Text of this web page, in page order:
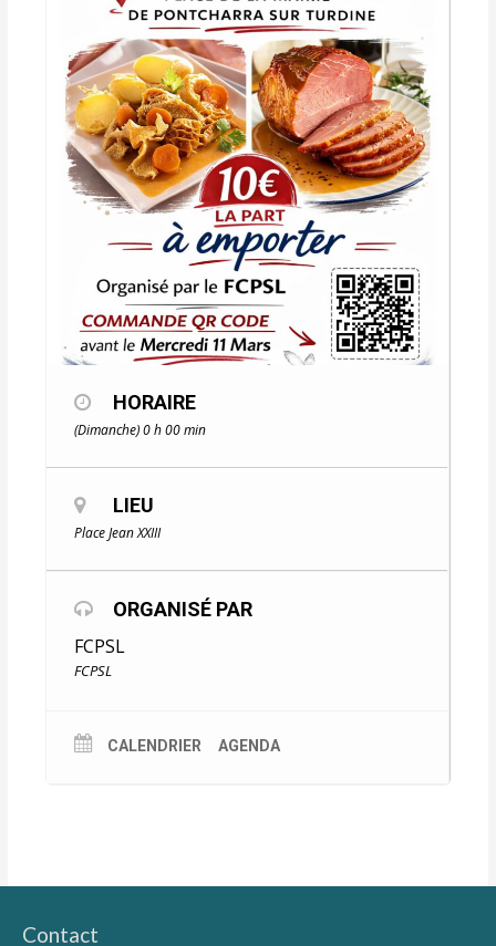
HORAIRE
(Dimanche) 0 h 00 min
LIEU
Place Jean XXIII
ORGANISÉ PAR
FCPSL
FCPSL
CALENDRIER AGENDA
Contact